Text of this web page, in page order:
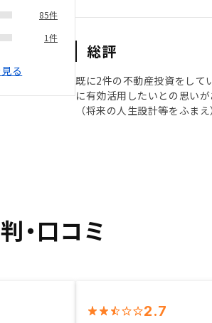
85件
1件
る
総評
既に2件の不動産投資をして
に有効活用したいとの思い
（将来の人生設計等をふま
・口コミ
2.7